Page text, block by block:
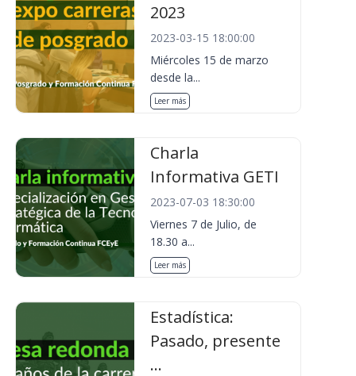
2023
2023-03-15 18:00:00
Miércoles 15 de marzo
desde la...
Leer más
Charla
Informativa GETI
2023-07-03 18:30:00
Viernes 7 de Julio, de
18.30 a...
Leer más
Estadística:
Pasado, presente
...